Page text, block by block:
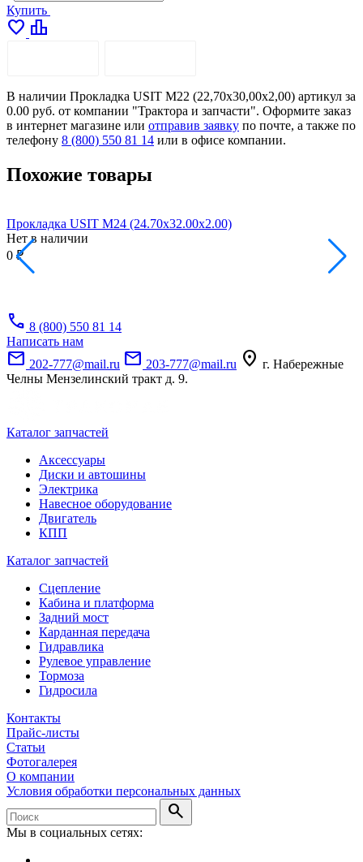
Купить
favorite leaderboard
В наличии Прокладка USIT M22 (22,70х30,00х2,00) артикул за
0.00 руб. от компании "Трактора и запчасти". Оформите заказ
в интернет магазине или отправив заявку по почте, а также по
телефону 8 (800) 550 81 14 или в офисе компании.
Похожие товары
Прокладка USIT M24 (24.70x32.00x2.00)
Нет в наличии
0 ₽
call 8 (800) 550 81 14
Написать нам
mail 202-777@mail.ru mail 203-777@mail.ru location_on г. Набережные
Челны Мензелинский тракт д. 9.
Каталог запчастей
Аксессуары
Диски и автошины
Электрика
Навесное оборудование
Двигатель
КПП
Каталог запчастей
Сцепление
Кабина и платформа
Задний мост
Карданная передача
Гидравлика
Рулевое управление
Тормоза
Гидросила
Контакты
Прайс-листы
Статьи
Фотогалерея
О компании
Условия обработки персональных данных
search
Мы в социальных сетях: